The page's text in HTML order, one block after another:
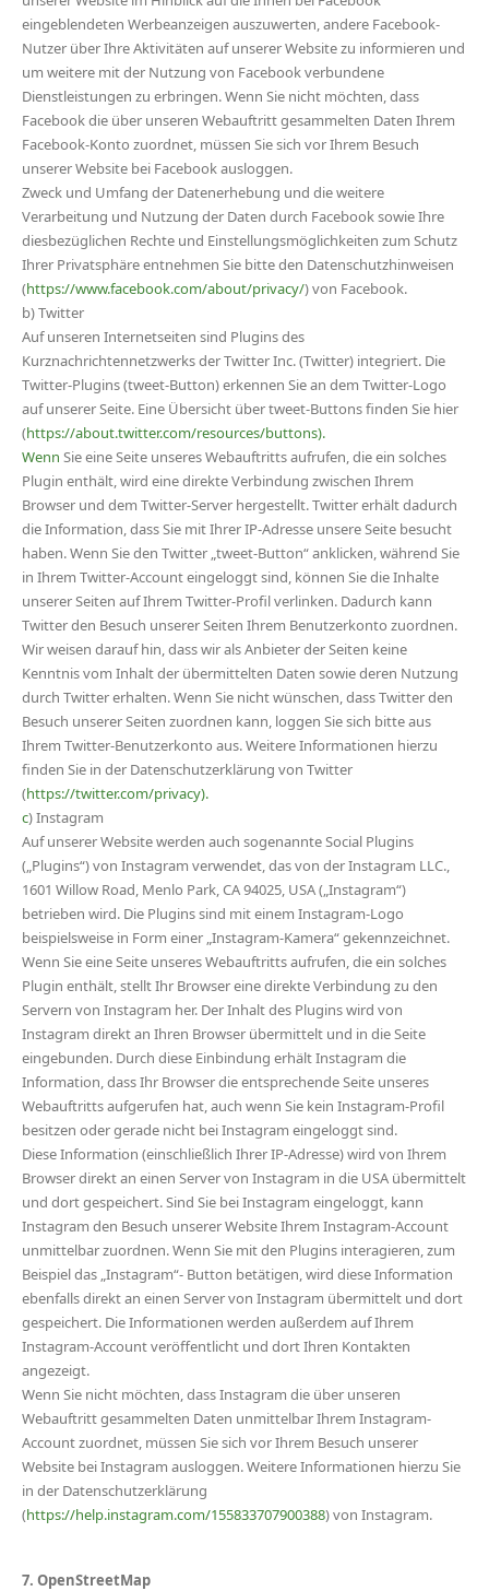
eingeblendeten Werbeanzeigen auszuwerten, andere Facebook-
Nutzer über Ihre Aktivitäten auf unserer Website zu informieren und
um weitere mit der Nutzung von Facebook verbundene
Dienstleistungen zu erbringen. Wenn Sie nicht möchten, dass
Facebook die über unseren Webauftritt gesammelten Daten Ihrem
Facebook-Konto zuordnet, müssen Sie sich vor Ihrem Besuch
unserer Website bei Facebook ausloggen.
Zweck und Umfang der Datenerhebung und die weitere
Verarbeitung und Nutzung der Daten durch Facebook sowie Ihre
diesbezüglichen Rechte und Einstellungsmöglichkeiten zum Schutz
Ihrer Privatsphäre entnehmen Sie bitte den Datenschutzhinweisen
(https://www.facebook.com/about/privacy/) von Facebook.
b) Twitter
Auf unseren Internetseiten sind Plugins des
Kurznachrichtennetzwerks der Twitter Inc. (Twitter) integriert. Die
Twitter-Plugins (tweet-Button) erkennen Sie an dem Twitter-Logo
auf unserer Seite. Eine Übersicht über tweet-Buttons finden Sie hier
(https://about.twitter.com/resources/buttons).
Wenn Sie eine Seite unseres Webauftritts aufrufen, die ein solches
Plugin enthält, wird eine direkte Verbindung zwischen Ihrem
Browser und dem Twitter-Server hergestellt. Twitter erhält dadurch
die Information, dass Sie mit Ihrer IP-Adresse unsere Seite besucht
haben. Wenn Sie den Twitter „tweet-Button“ anklicken, während Sie
in Ihrem Twitter-Account eingeloggt sind, können Sie die Inhalte
unserer Seiten auf Ihrem Twitter-Profil verlinken. Dadurch kann
Twitter den Besuch unserer Seiten Ihrem Benutzerkonto zuordnen.
Wir weisen darauf hin, dass wir als Anbieter der Seiten keine
Kenntnis vom Inhalt der übermittelten Daten sowie deren Nutzung
durch Twitter erhalten. Wenn Sie nicht wünschen, dass Twitter den
Besuch unserer Seiten zuordnen kann, loggen Sie sich bitte aus
Ihrem Twitter-Benutzerkonto aus. Weitere Informationen hierzu
finden Sie in der Datenschutzerklärung von Twitter
(https://twitter.com/privacy).
c) Instagram
Auf unserer Website werden auch sogenannte Social Plugins
(„Plugins“) von Instagram verwendet, das von der Instagram LLC.,
1601 Willow Road, Menlo Park, CA 94025, USA („Instagram“)
betrieben wird. Die Plugins sind mit einem Instagram-Logo
beispielsweise in Form einer „Instagram-Kamera“ gekennzeichnet.
Wenn Sie eine Seite unseres Webauftritts aufrufen, die ein solches
Plugin enthält, stellt Ihr Browser eine direkte Verbindung zu den
Servern von Instagram her. Der Inhalt des Plugins wird von
Instagram direkt an Ihren Browser übermittelt und in die Seite
eingebunden. Durch diese Einbindung erhält Instagram die
Information, dass Ihr Browser die entsprechende Seite unseres
Webauftritts aufgerufen hat, auch wenn Sie kein Instagram-Profil
besitzen oder gerade nicht bei Instagram eingeloggt sind.
Diese Information (einschließlich Ihrer IP-Adresse) wird von Ihrem
Browser direkt an einen Server von Instagram in die USA übermittelt
und dort gespeichert. Sind Sie bei Instagram eingeloggt, kann
Instagram den Besuch unserer Website Ihrem Instagram-Account
unmittelbar zuordnen. Wenn Sie mit den Plugins interagieren, zum
Beispiel das „Instagram“- Button betätigen, wird diese Information
ebenfalls direkt an einen Server von Instagram übermittelt und dort
gespeichert. Die Informationen werden außerdem auf Ihrem
Instagram-Account veröffentlicht und dort Ihren Kontakten
angezeigt.
Wenn Sie nicht möchten, dass Instagram die über unseren
Webauftritt gesammelten Daten unmittelbar Ihrem Instagram-
Account zuordnet, müssen Sie sich vor Ihrem Besuch unserer
Website bei Instagram ausloggen. Weitere Informationen hierzu Sie
in der Datenschutzerklärung
(https://help.instagram.com/155833707900388) von Instagram.
7. OpenStreetMap